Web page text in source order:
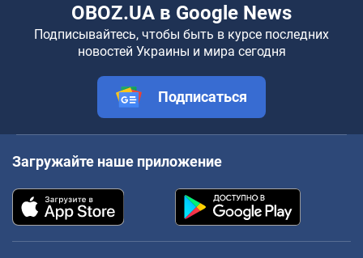
OBOZ.UA в Google News
Подписывайтесь, чтобы быть в курсе последних
новостей Украины и мира сегодня
Подписаться
Загружайте наше приложение